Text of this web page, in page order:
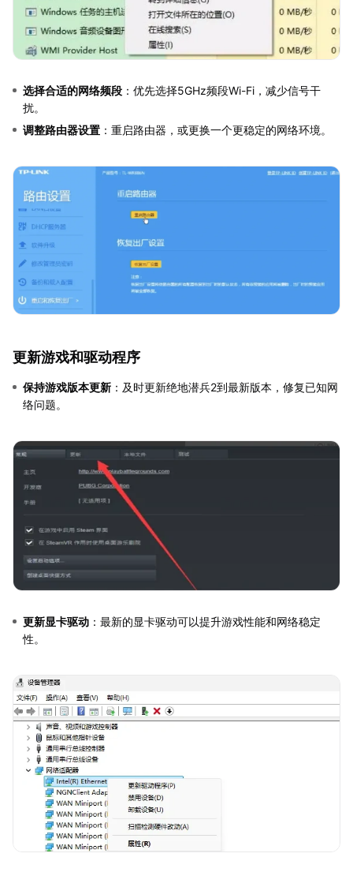
选择合适的网络频段 ：优先选择5GHz频段Wi-Fi，减少信号干
扰。
调整路由器设置 ：重启路由器，或更换一个更稳定的网络环境。
更新游戏和驱动程序
保持游戏版本更新 ：及时更新绝地潜兵2到最新版本，修复已知网
络问题。
更新显卡驱动 ：最新的显卡驱动可以提升游戏性能和网络稳定
性。